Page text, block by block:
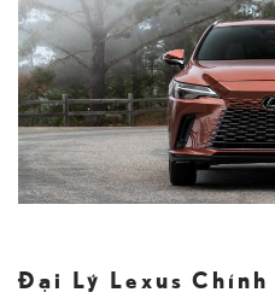
Đại Lý Lexus Chính